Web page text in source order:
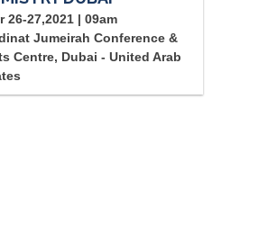
26-27,2021 | 09am
Jumeirah Conference &
Centre, Dubai - United Arab